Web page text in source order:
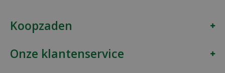
Koopzaden
Onze klantenservice